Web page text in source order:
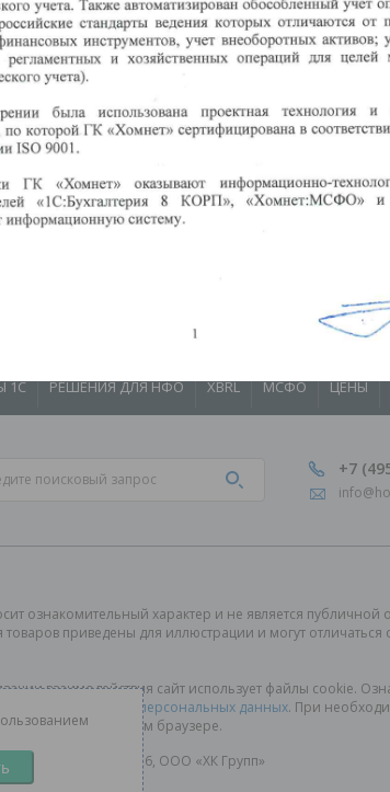
была использована проектная
ГК «Хомнет» сертифицирована в
ГК «Хомнет» оказывают информационно
8 КОРП», «Хомнет:МСФО», обновляют
область: Учет по МСФО и GAAP,
1С РЕШЕНИЯ ДЛЯ НФО XBRL МСФО ЦЕНЫ
+7
ознакомительный характер и не является
приведены для иллюстрации и могут
взаимодействия сайт использует файлы cookie.
на обработку персональных данных. При
своём браузере.
© 2000–2026, ООО «ХК Групп»